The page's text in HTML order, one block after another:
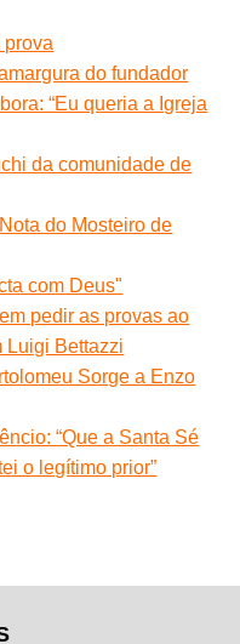
prova
do fundador
“Eu queria a Igreja
da comunidade de
do Mosteiro de
com Deus"
pedir as provas ao
Luigi Bettazzi
Sorge a Enzo
“Que a Santa Sé
o legítimo prior”